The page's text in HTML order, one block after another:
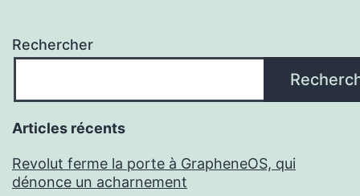
Rechercher
Articles récents
Revolut ferme la porte à GrapheneOS, qui
dénonce un acharnement